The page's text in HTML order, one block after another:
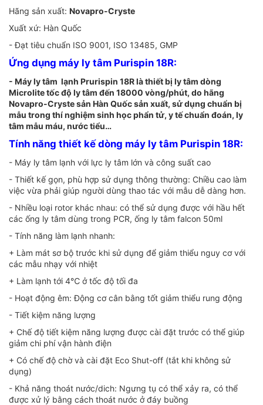
Hãng sản xuất: Novapro-Cryste
Xuất xứ: Hàn Quốc
- Đạt tiêu chuẩn ISO 9001, ISO 13485, GMP
Ứng dụng máy ly tâm Purispin 18R:
- Máy ly tâm lạnh Prurispin 18R là thiết bị ly tâm dòng
Microlite tốc độ ly tâm đến 18000 vòng/phút, do hãng
Novapro-Cryste sản Hàn Quốc sản xuất, sử dụng chuẩn bị
mẫu trong thí nghiệm sinh học phẩn tử, y tế chuẩn đoán, ly
tâm mẫu máu, nước tiểu…
Tính năng thiết kế dòng máy ly tâm Purispin 18R:
- Máy ly tâm lạnh với lực ly tâm lớn và công suất cao
- Thiết kế gọn, phù hợp sử dụng thông thường: Chiều cao làm
việc vừa phải giúp người dùng thao tác với mẫu dễ dàng hơn.
- Nhiều loại rotor khác nhau: có thể sử dụng được với hầu hết
các ống ly tâm dùng trong PCR, ống ly tâm falcon 50ml
- Tính năng làm lạnh nhanh:
+ Làm mát sơ bộ trước khi sử dụng để giảm thiểu nguy cơ với
các mẫu nhạy với nhiệt
+ Làm lạnh tới 4℃ ở tốc độ tối đa
- Hoạt động êm: Động cơ cân bằng tốt giảm thiểu rung động
- Tiết kiệm năng lượng
+ Chế độ tiết kiệm năng lượng được cài đặt trước có thể giúp
giảm chi phí vận hành điện
+ Có chế độ chờ và cài đặt Eco Shut-off (tắt khi không sử
dụng)
- Khả năng thoát nước/dich: Ngưng tụ có thể xảy ra, có thể
được xử lý bằng cách thoát nước ở đáy buồng